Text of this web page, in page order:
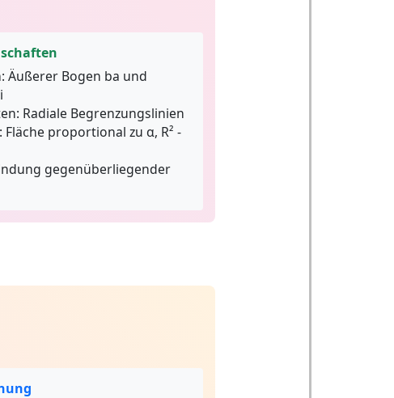
Äußerer Bogen ba und
Radiale Begrenzungslinien
Fläche proportional zu α, R² -
gegenüberliegender